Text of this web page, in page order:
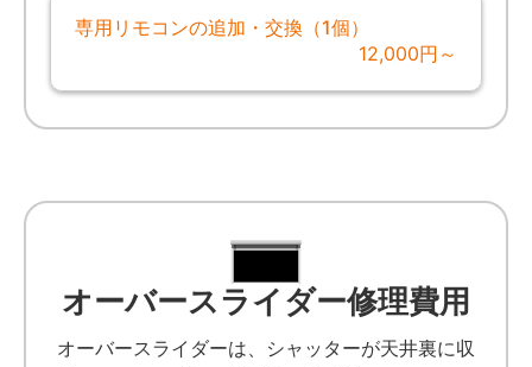
専用リモコンの追加・交換（1個）
12,000円～
オーバースライダー修理費用
オーバースライダーは、シャッターが天井裏に収